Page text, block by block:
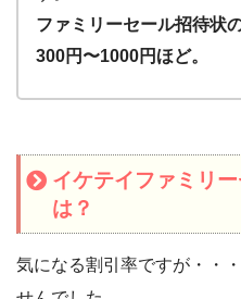
ファミリーセール招待状
300円〜1000円ほど。
イケテイファミリ
は？
気になる割引率ですが・・